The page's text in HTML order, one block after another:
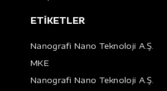
ETİKETLER
Nanografi Nano Teknoloji A.Ş.
MKE
Nanografi Nano Teknoloji A.Ş.